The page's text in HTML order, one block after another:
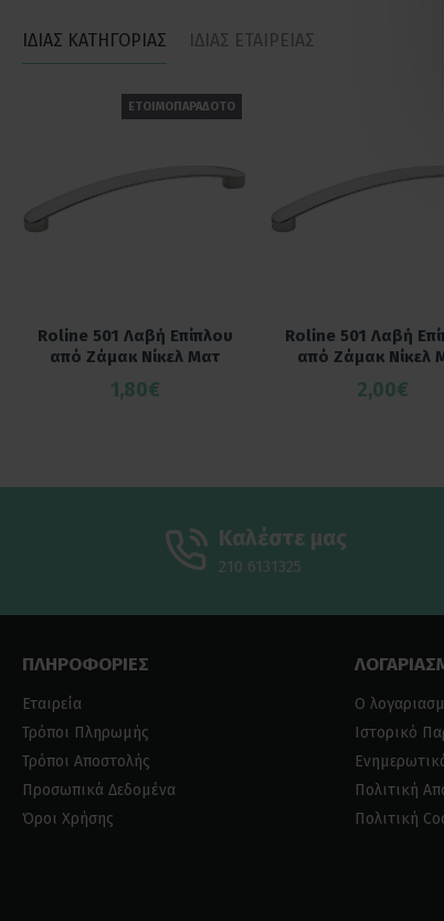
ΙΔΙΑΣ ΚΑΤΗΓΟΡΙΑΣ ΙΔΙΑΣ ΕΤΑΙΡΕΙΑΣ
ΕΤΟΙΜΟΠΑΡΑΔΟΤΟ
Roline 501 Λαβή Επίπλου
από Ζάμακ Νίκελ Ματ
1,80€
Roline 501 Λαβή
από Ζάμακ Νίκελ
2,00€
Καλέστε μας
210 6131325
ΠΛΗΡΟΦΟΡΙΕΣ
Εταιρεία
Τρόποι Πληρωμής
Τρόποι Αποστολής
Προσωπικά Δεδομένα
Όροι Χρήσης
Ο
Ιστορικό
Πολιτική
Πολιτική